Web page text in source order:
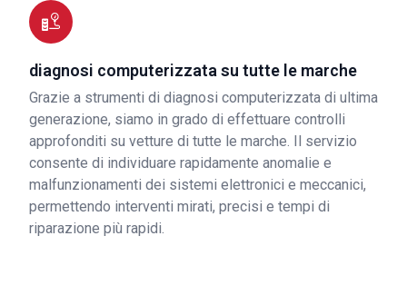
diagnosi computerizzata su tutte le marche
Grazie a strumenti di diagnosi computerizzata di ultima
generazione, siamo in grado di effettuare controlli
approfonditi su vetture di tutte le marche. Il servizio
consente di individuare rapidamente anomalie e
malfunzionamenti dei sistemi elettronici e meccanici,
permettendo interventi mirati, precisi e tempi di
riparazione più rapidi.